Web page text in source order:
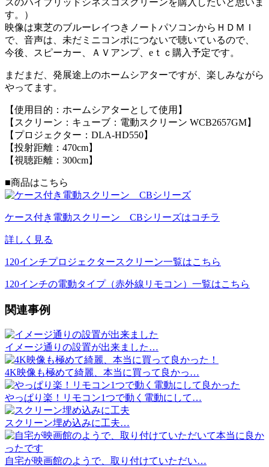
す。）
映像は東芝のブルーレイつきノートパソコンからＨＤＭＩ
で、音声は、未だミニコンポにつないで聴いているので、
今後、スピーカー、ＡＶアンプ、eｔｃ購入予定です。
まだまだ、発展途上のホームシアターですが、楽しみながら
やってます。
【使用目的：ホームシアターとして使用】
【スクリーン：キューブ：電動スクリーン WCB2657GM】
【プロジェクター：DLA-HD550】
【投射距離：470cm】
【視聴距離：300cm】
■商品はこちら
ケース付き電動スクリーン CBシリーズはコチラ
詳しく見る
120インチプロジェクタースクリーン一覧はこちら
120インチの電動タイプ（赤外線リモコン）一覧はこちら
関連事例
イメージ通りの設置が出来ました…
4K映像も極めて綺麗、本当に買って良かっ…
やっぱり楽！リモコン1つで動く電動にして…
スクリーン埋め込みに工夫…
自宅が映画館のようで、取り付けていただい…